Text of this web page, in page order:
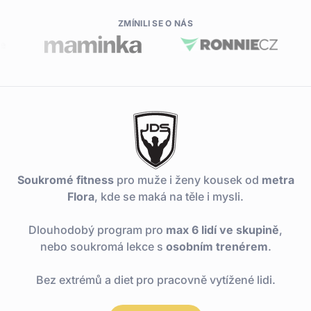
ZMÍNILI SE O NÁS
Soukromé fitnesspro muže i ženy kousek od metra
Flora, kde se maká na těle i mysli.
Dlouhodobý program pro max 6 lidí ve skupině,
nebo soukromá lekce s osobním trenérem.
Bez extrémů a diet pro pracovně vytížené lidi.